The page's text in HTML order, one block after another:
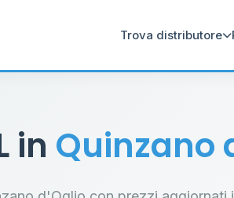
Trova distributore
in Quinzano